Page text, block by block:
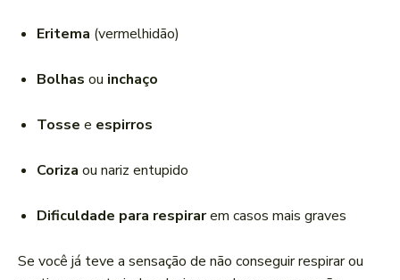
Eritema (vermelhidão)
Bolhas ou inchaço
Tosse e espirros
Coriza ou nariz entupido
Dificuldade para respirarem casos mais graves
Se você já teve a sensação de não conseguir respirar ou